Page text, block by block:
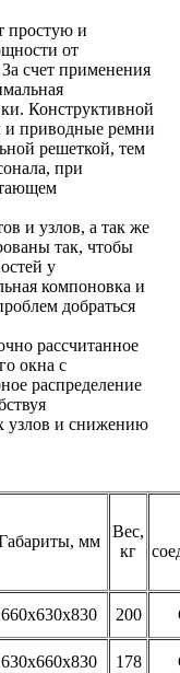
простую и
от
счет применения
Конструктивной
и приводные ремни
решеткой, тем
при
и узлов, а так же
так, чтобы
у
компоновка и
добраться
рассчитанное
окна с
распределение
узлов и снижению
мм
Вес,
кг
660х630х830 200
630х660х830 178